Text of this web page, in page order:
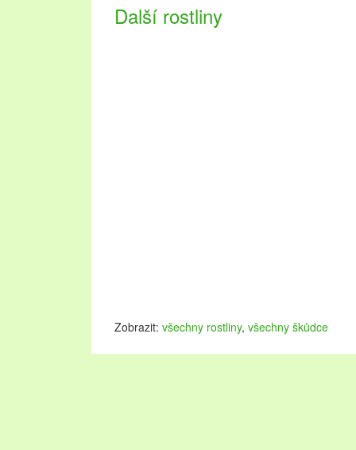
Další rostliny
Zobrazit: všechny rostliny, všechny škůdce